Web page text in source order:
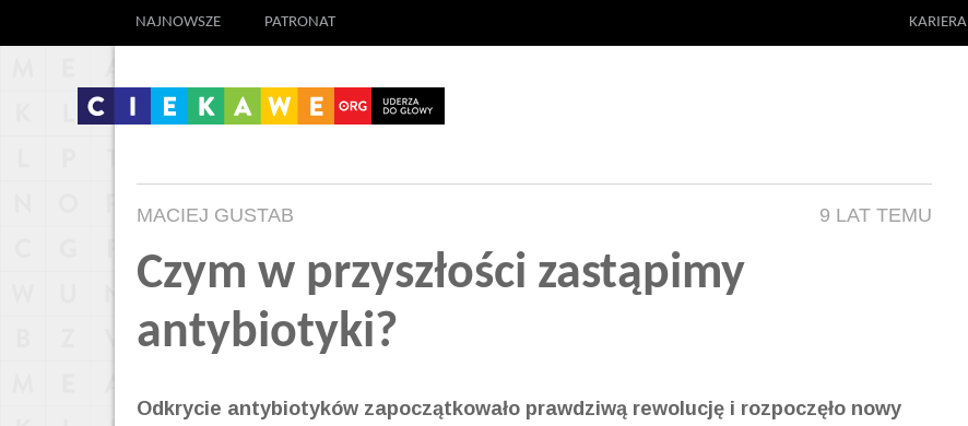
NAJNOWSZE PATRONAT KARIERA
MACIEJ GUSTAB 9 LAT TEMU
Czym w przyszłości zastąpimy
antybiotyki?
Odkrycie antybiotyków zapoczątkowało prawdziwą rewolucję i rozpoczęło nowy